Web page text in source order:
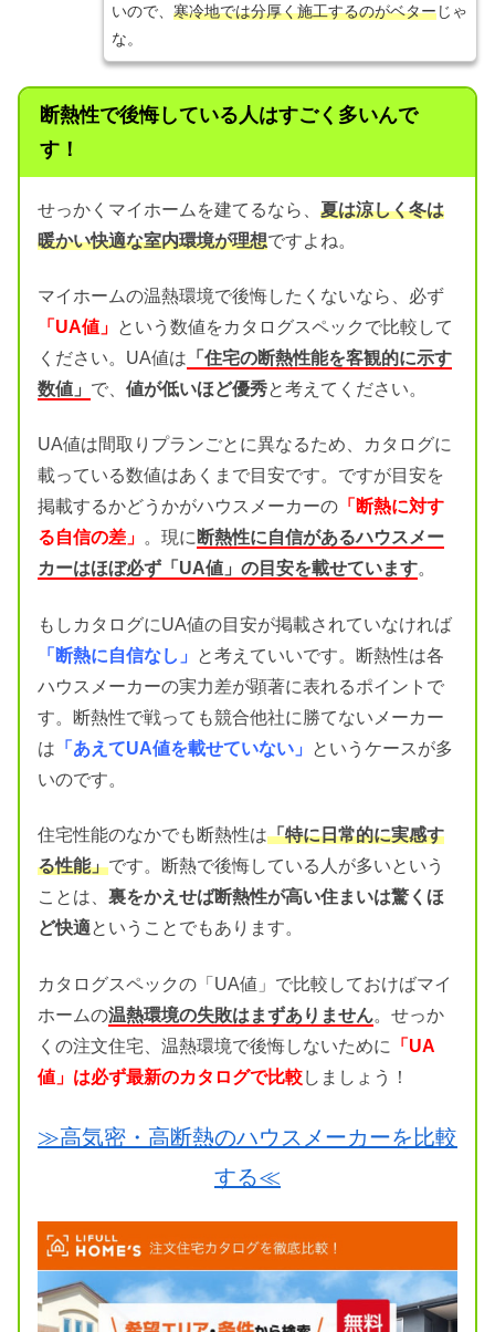
いので、 寒冷地では分厚く施工するのがベターじゃ
な。
断熱性で後悔している人はすごく多いんで
す！
せっかくマイホームを建てるなら、 夏は涼しく冬は
暖かい快適な室内環境が理想ですよね。
マイホームの温熱環境で後悔したくないなら、必ず
「UA値」 という数値をカタログスペックで比較して
ください。UA値は 「住宅の断熱性能を客観的に示す
数値」 で、 値が低いほど優秀と考えてください。
UA値は間取りプランごとに異なるため、カタログに
載っている数値はあくまで目安です。ですが目安を
掲載するかどうかがハウスメーカーの 「断熱に対す
る自信の差」 。現に断熱性に自信があるハウスメー
カーはほぼ必ず「UA値」の目安を載せています。
もしカタログにUA値の目安が掲載されていなければ
「断熱に自信なし」
と考えていいです。断熱性は各
ハウスメーカーの実力差が顕著に表れるポイントで
す。断熱性で戦っても競合他社に勝てないメーカー
は 「あえてUA値を載せていない」
というケースが多
いのです。
住宅性能のなかでも断熱性は「特に日常的に実感す
る性能」です。断熱で後悔している人が多いという
ことは、 裏をかえせば断熱性が高い住まいは驚くほ
ど快適ということでもあります。
カタログスペックの「UA値」で比較しておけばマイ
ホームの温熱環境の失敗はまずありません。せっか
くの注文住宅、温熱環境で後悔しないために
「UA
値」は必ず最新のカタログで比較しましょう！
≫高気密・高断熱のハウスメーカーを比較
する≪